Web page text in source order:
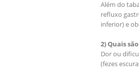
Além do
refluxo
inferior) e
2) Quais
Dor ou
(fezes